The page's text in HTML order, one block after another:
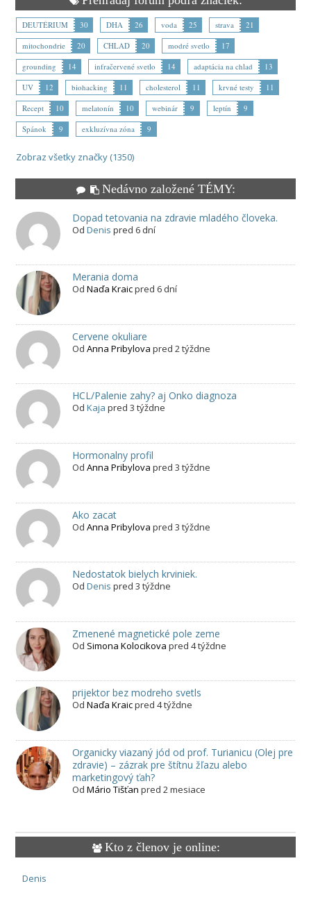
DEUTÉRIUM 30 DHA 26 voda 25 strava
21
mitochondrie
20 CHLAD 20 modré svetlo
17
grounding
14 infračervené svetlo 14 adaptácia na chlad
13
UV
12 biohacking 11 cholesterol 11 krvné testy
11
Recept
10 melatonín 10 webinár 9 leptín
9
Spánok
9 exkluzívna zóna 9
Zobraz všetky značky (1350)
Nedávno založené TÉMY:
Dopad tetovania na zdravie mladého človeka.
Od Denis pred 6 dní
Merania doma
Od Naďa Kraicpred 6 dní
Cervene okuliare
Od Anna Pribylova pred 2 týždne
HCL/Palenie zahy? aj Onko diagnoza
Od Kaja pred 3 týždne
Hormonalny profil
Od Anna Pribylova pred 3 týždne
Ako zacat
Od Anna Pribylova pred 3 týždne
Nedostatok bielych krviniek.
Od Denis pred 3 týždne
Zmenené magnetické pole zeme
Od Simona Kolocikova pred 4 týždne
prijektor bez modreho svetls
Od Naďa Kraicpred 4 týždne
Organicky viazaný jód od prof. Turianicu (Olej pre
zdravie) – zázrak pre štítnu žľazu alebo
marketingový ťah?
Od Mário Tišťan pred 2 mesiace
Kto z členov je online:
Denis